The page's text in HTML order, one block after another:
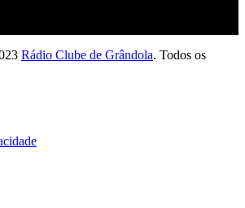
Rádio Clube de Grândola. Todos os